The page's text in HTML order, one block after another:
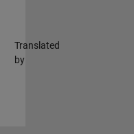
Translated
by